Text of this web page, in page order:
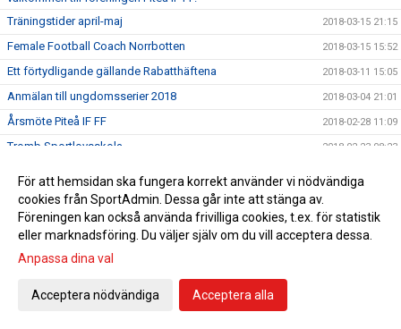
Träningstider april-maj 2018-03-15 21:15
Female Football Coach Norrbotten 2018-03-15 15:52
Ett förtydligande gällande Rabatthäftena 2018-03-11 15:05
Anmälan till ungdomsserier 2018 2018-03-04 21:01
Årsmöte Piteå IF FF 2018-02-28 11:09
Tromb Sportlovsskola 2018-02-23 08:23
Viktiga datum för alla ledare
Sportringen bjuder in till Klubbvecka! 2018-02-15 18:13
Vi hälsar alla barn födda 2012 och deras föräldrar
välkommen till föreningen Piteå IF FF.
Tränar/ledarupptakt tors 15/2 kl.19
För att hemsidan ska fungera korrekt använder vi nödvändiga
cookies från SportAdmin. Dessa går inte att stänga av.
Föreningen kan också använda frivilliga cookies, t.ex. för statistik
eller marknadsföring. Du väljer själv om du vill acceptera dessa.
Anpassa dina val
Acceptera nödvändiga Acceptera alla